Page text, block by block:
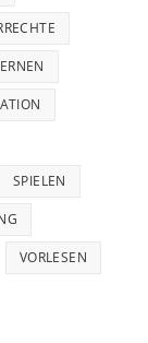
SPIELEN
VORLESEN